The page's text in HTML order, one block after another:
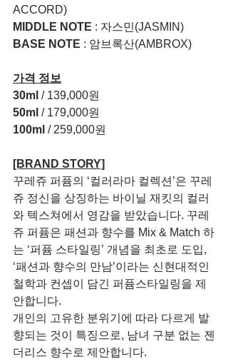
ACCORD)
MIDDLE NOTE : 자스민(JASMIN)
BASE NOTE : 암브록산(AMBROX)
가격 정보
30ml / 139,000원
50ml / 179,000원
100ml / 259,000원
[BRAND STORY]
꾸레쥬 퍼퓸의 ‘컬러라마 컬렉션’은 꾸레
쥬 정신을 상징하는 바이닐 재킷의 컬러
와 텍스쳐에서 영감을 받았습니다. 꾸레
쥬 퍼퓸은 패션과 향수를 Mix & Match 하
는 ‘퍼퓸 스타일링’ 개념을 최초로 도입,
‘패션과 향수의 만남’이라는 신현대적인
철학과 컨셉이 담긴 퍼퓸스타일링을 제
안합니다.
개인의 고유한 분위기에 따라 다르게 발
향되는 것이 특징으로, 남녀 구분 없는 젠
더리스 향수로 제안합니다.